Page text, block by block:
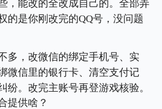
，能改的全改成自己的。全部弄
的是你刚改完的QQ号，没问题
多，改微信的绑定手机号、实
微信里的银行卡、清空支付记
纷。改完主账号再登游戏核验。
提供啥？